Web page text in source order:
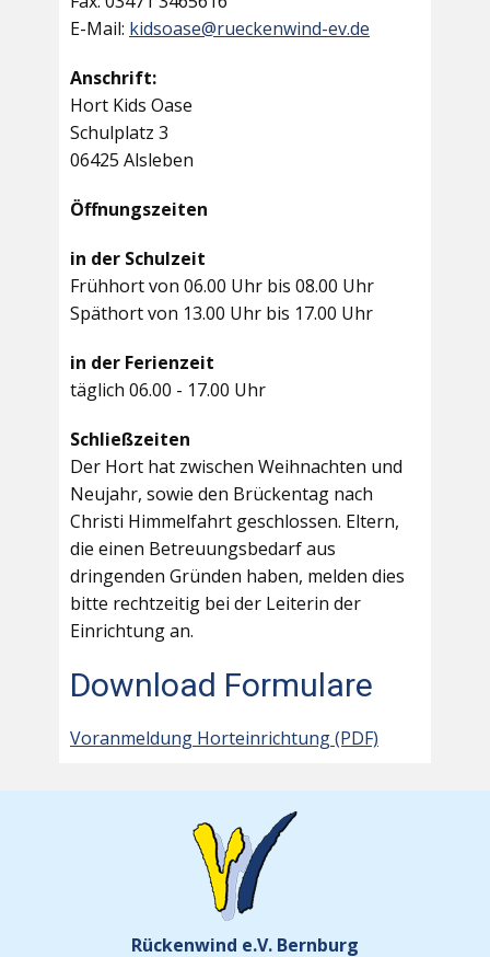
E-Mail: kidsoase@rueckenwind-ev.de
Anschrift:
Hort Kids Oase
Schulplatz 3
06425 Alsleben
Öffnungszeiten
in der Schulzeit
Frühhort von 06.00 Uhr bis 08.00 Uhr
Späthort von 13.00 Uhr bis 17.00 Uhr
in der Ferienzeit
täglich 06.00 - 17.00 Uhr
Schließzeiten
Der Hort hat zwischen Weihnachten und
Neujahr, sowie den Brückentag nach
Christi Himmelfahrt geschlossen. Eltern,
die einen Betreuungsbedarf aus
dringenden Gründen haben, melden dies
bitte rechtzeitig bei der Leiterin der
Einrichtung an.
Download Formulare
Voranmeldung Horteinrichtung (PDF)
Rückenwind e.V. Bernburg